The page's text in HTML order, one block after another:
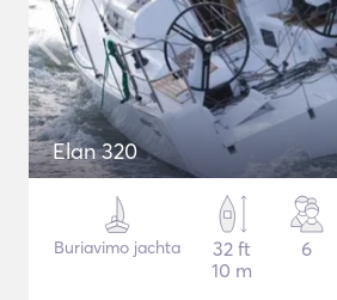
Elan 320
Buriavimo jachta
32 ft
10 m
6